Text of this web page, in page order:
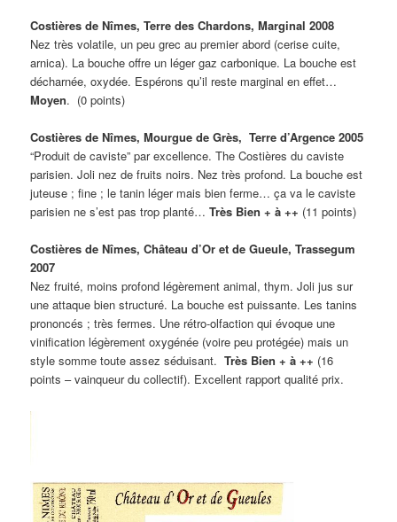
Costières de Nîmes, Terre des Chardons, Marginal 2008
Nez très volatile, un peu grec au premier abord (cerise cuite,
arnica). La bouche offre un léger gaz carbonique. La bouche est
décharnée, oxydée. Espérons qu’il reste marginal en effet…
Moyen. (0 points)
Costières de Nîmes, Mourgue de Grès, Terre d’Argence 2005
“Produit de caviste” par excellence. The Costières du caviste
parisien. Joli nez de fruits noirs. Nez très profond. La bouche est
juteuse ; fine ; le tanin léger mais bien ferme… ça va le caviste
parisien ne s’est pas trop planté…Très Bien + à ++ (11 points)
Costières de Nîmes, Château d’Or et de Gueule, Trassegum
2007
Nez fruité, moins profond légèrement animal, thym. Joli jus sur
une attaque bien structuré. La bouche est puissante. Les tanins
prononcés ; très fermes. Une rétro-olfaction qui évoque une
vinification légèrement oxygénée (voire peu protégée) mais un
style somme toute assez séduisant.Très Bien + à ++ (16
points – vainqueur du collectif). Excellent rapport qualité prix.